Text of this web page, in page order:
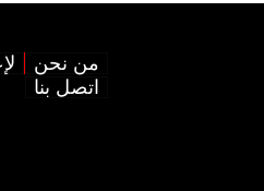
من نحن
اتصل بنا